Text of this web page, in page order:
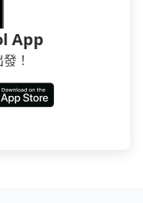
使用時還是有其區
上下車地點仍有段
就顯得非常不便。
App
！